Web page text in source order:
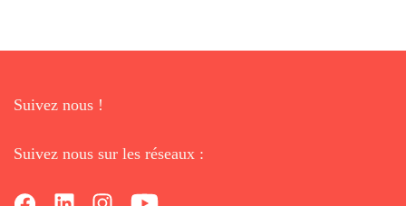
Suivez nous !
Suivez nous sur les réseaux :